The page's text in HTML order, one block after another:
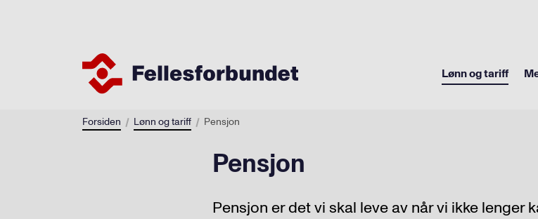
Lønn og tariff
Forsiden Lønn og tariff Pensjon
Pensjon
Pensjon er det vi skal leve av når vi ikke lenger